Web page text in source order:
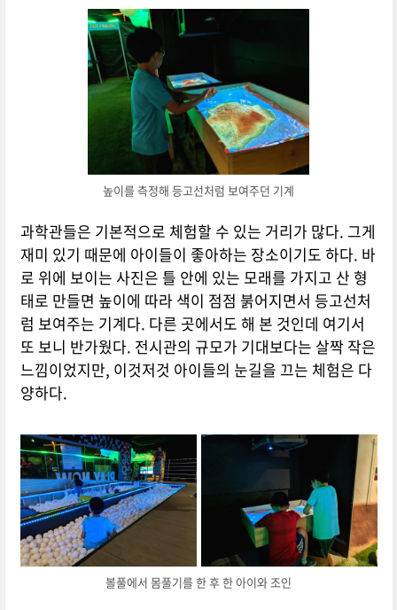
높이를 측정해 등고선처럼 보여주던 기계
과학관들은 기본적으로 체험할 수 있는 거리가 많다. 그게
재미 있기 때문에 아이들이 좋아하는 장소이기도 하다. 바
로 위에 보이는 사진은 틀 안에 있는 모래를 가지고 산 형
태로 만들면 높이에 따라 색이 점점 붉어지면서 등고선처
럼 보여주는 기계다. 다른 곳에서도 해 본 것인데 여기서
또 보니 반가웠다. 전시관의 규모가 기대보다는 살짝 작은
느낌이었지만, 이것저것 아이들의 눈길을 끄는 체험은 다
양하다.
볼풀에서 몸풀기를 한 후 한 아이와 조인